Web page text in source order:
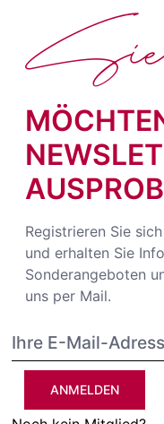
Registrieren Sie
und erhalten Sie
Sonderangeboten
uns per Mail.
ANMELDEN
Sie